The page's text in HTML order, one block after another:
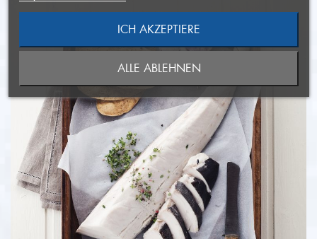
ABBRECHEN
WUNSCHLISTE ERSTELLEN
ABBRECHEN
ANMELDEN
ALLE ABLEHNEN
ICH AKZEPTIERE